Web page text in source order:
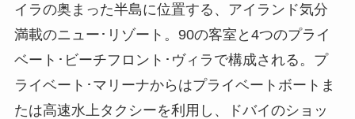
イラの奥まった半島に位置する、アイランド気分
満載のニュー･リゾート。90の客室と4つのプライ
ベート･ビーチフロント･ヴィラで構成される。プ
ライベート･マリーナからはプライベートボートま
たは高速水上タクシーを利用し、ドバイのショッ